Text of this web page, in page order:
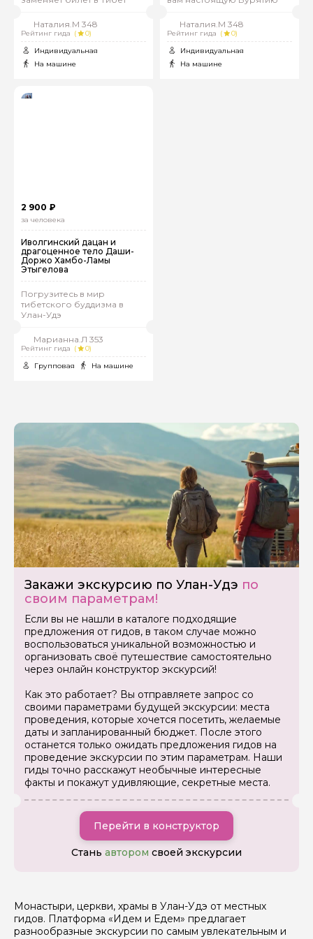
Наталия.М 348
Рейтинг гида (
0)
Индивидуальная
На машине
Наталия.М 348
Рейтинг гида (
0)
Индивидуальная
На машине
2 900 ₽
за человека
Иволгинский дацан и
драгоценное тело Даши-
Доржо Хамбо-Ламы
Этыгелова
Погрузитесь в мир
тибетского буддизма в
Улан-Удэ
Марианна.Л 353
Рейтинг гида (
0)
Групповая
На машине
Закажи экскурсию по Улан-Удэ по
своим параметрам!
Если вы не нашли в каталоге подходящие
предложения от гидов, в таком случае можно
воспользоваться уникальной возможностью и
организовать своё путешествие самостоятельно
через онлайн конструктор экскурсий!
Как это работает? Вы отправляете запрос со
своими параметрами будущей экскурсии: места
проведения, которые хочется посетить, желаемые
даты и запланированный бюджет. После этого
останется только ожидать предложения гидов на
проведение экскурсии по этим параметрам. Наши
гиды точно расскажут необычные интересные
факты и покажут удивляющие, секретные места.
Перейти в конструктор
Стань автором своей экскурсии
Монастыри, церкви, храмы в Улан-Удэ от местных
гидов. Платформа «Идем и Едем» предлагает
разнообразные экскурсии по самым увлекательным и
Задайте свой вопрос гиду
Как вас зовут
Ваша электронная почта
Ваш номер телефона
Вопросы и комментарии
задать
данных